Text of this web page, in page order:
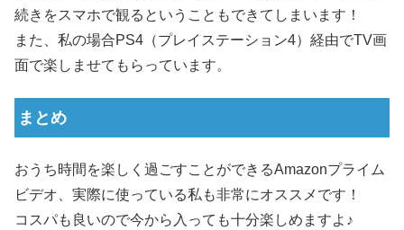
続きをスマホで観るということもできてしまいます！
また、私の場合PS4（プレイステーション4）経由でTV画
面で楽しませてもらっています。
まとめ
おうち時間を楽しく過ごすことができるAmazonプライム
ビデオ、実際に使っている私も非常にオススメです！
コスパも良いので今から入っても十分楽しめますよ♪